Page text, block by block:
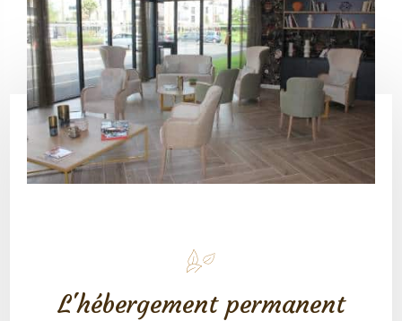
L'hébergement permanent